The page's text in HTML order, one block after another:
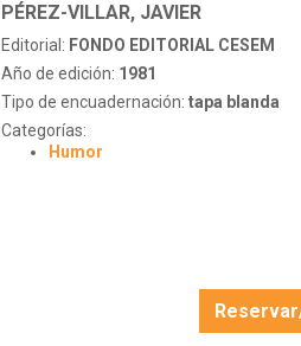
PÉREZ-VILLAR, JAVIER
Editorial: FONDO EDITORIAL CESEM
Año de edición: 1981
Tipo de encuadernación: tapa blanda
Categorías:
Humor